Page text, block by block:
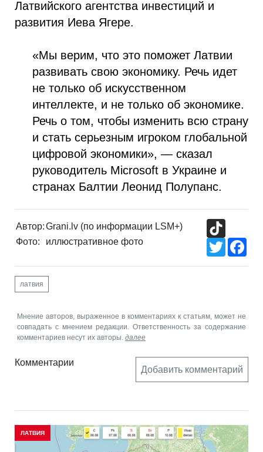
Латвийского агентства инвестиций и
развития Иева Ягере.
«Мы верим, что это поможет Латвии
развивать свою экономику. Речь идет
не только об искусственном
интеллекте, и не только об экономике.
Речь о том, чтобы изменить всю страну
и стать серьезным игроком глобальной
цифровой экономики», — сказал
руководитель Microsoft в Украине и
странах Балтии Леонид Полупанс.
Автор:Grani.lv (по информации LSM+)
Фото:
иллюстративное фото
Twitter
латвия
Мнение авторов, выраженное в комментариях к статьям, может не
совпадать с мнением редакции. Ответственность за содержание
комментариев несут их авторы. далее
Комментарии
Добавить комментарий
ЛАТВИЯ